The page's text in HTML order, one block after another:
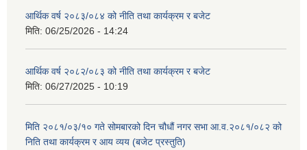
आर्थिक वर्ष २०८३/०८४ को नीति तथा कार्यक्रम र बजेट
मिति: 06/25/2026 - 14:24
आर्थिक वर्ष २०८२/०८३ को नीति तथा कार्यक्रम र बजेट
मिति: 06/27/2025 - 10:19
मिति २०८१/०३/१० गते सोमबारको दिन चौधौं नगर सभा आ.व.२०८१/०८२ को
निति तथा कार्यक्रम र आय व्यय (बजेट प्रस्तुति)